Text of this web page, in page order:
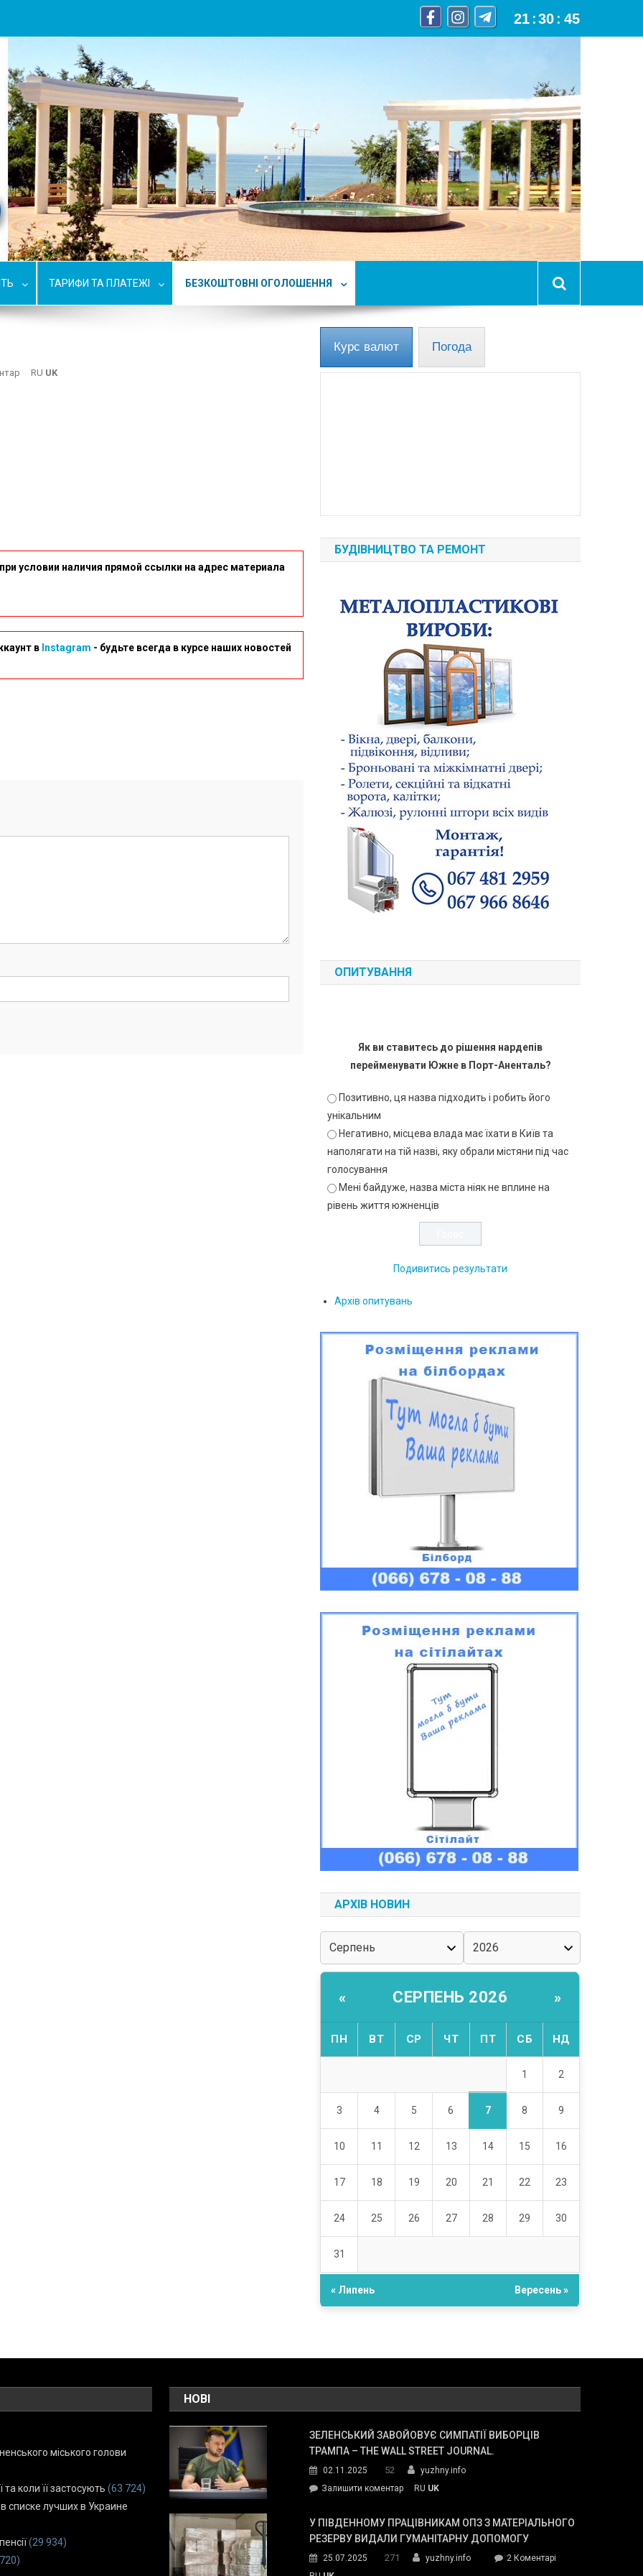
21 :30 : 46
ТАРИФИ ТА ПЛАТЕЖІ БЕЗКОШТОВНІ ОГОЛОШЕННЯ
RU UK
условии наличия прямой ссылки на адрес материала
в Instagram - будьте всегда в курсе наших новостей
Курс валют Погода
БУДІВНИЦТВО ТА РЕМОНТ
ОПИТУВАННЯ
Як ви ставитесь до рішення нардепів
перейменувати Южне в Порт-Аненталь?
Позитивно, ця назва підходить і робить його
унікальним
Негативно, місцева влада має їхати в Київ та
наполягати на тій назві, яку обрали містяни під час
голосування
Мені байдуже, назва міста ніяк не вплине на
рівень життя южненців
Подивитись результати
Архів опитувань
АРХІВ НОВИН
« СЕРПЕНЬ 2026 »
ПН ВТ СР ЧТ ПТ СБ НД
1 2
3 4 5 6 7 8 9
10 11 12 13 14 15 16
17 18 19 20 21 22 23
24 25 26 27 28 29 30
31
« Липень Вересень »
міського голови
коли її застосують (63 724)
списке лучших в Украине
(29 934)
НОВІ
ЗЕЛЕНСЬКИЙ ЗАВОЙОВУЄ СИМПАТІЇ ВИБОРЦІВ
ТРАМПА – THE WALL STREET JOURNAL.
02.11.2025 52
yuzhny.info
Залишити коментарon
завойовує
симпатії
Трампа
RU UK
У ПІВДЕННОМУ ПРАЦІВНИКАМ ОПЗ З МАТЕРІАЛЬНОГО
РЕЗЕРВУ ВИДАЛИ ГУМАНІТАРНУ ДОПОМОГУ
25.07.2025 271 yuzhny.info 2 Коментарідо